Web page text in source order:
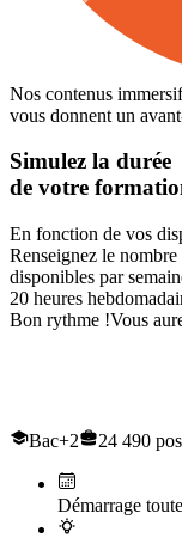
Nos contenus
vous donnent un
Simulez la durée
de votre
En fonction de vos
Renseignez le nombre
disponibles par
20 heures
Bon rythme !Vous
Bac+2 24 490
Démarrage